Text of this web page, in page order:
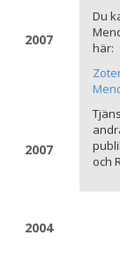
2007
2007
2004
Du
här:
och